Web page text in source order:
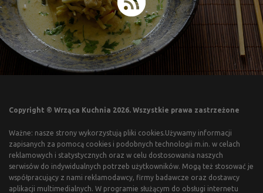
Copyright © Wrząca Kuchnia 2026. Wszystkie prawa zastrzeżone
Ważne: nasze strony wykorzystują pliki cookies.Używamy informacji
zapisanych za pomocą cookies i podobnych technologii m.in. w celach
reklamowych i statystycznych oraz w celu dostosowania naszych
serwisów do indywidualnych potrzeb użytkowników. Mogą też stosować je
współpracujący z nami reklamodawcy, firmy badawcze oraz dostawcy
aplikacji multimedialnych. W programie służącym do obsługi internetu